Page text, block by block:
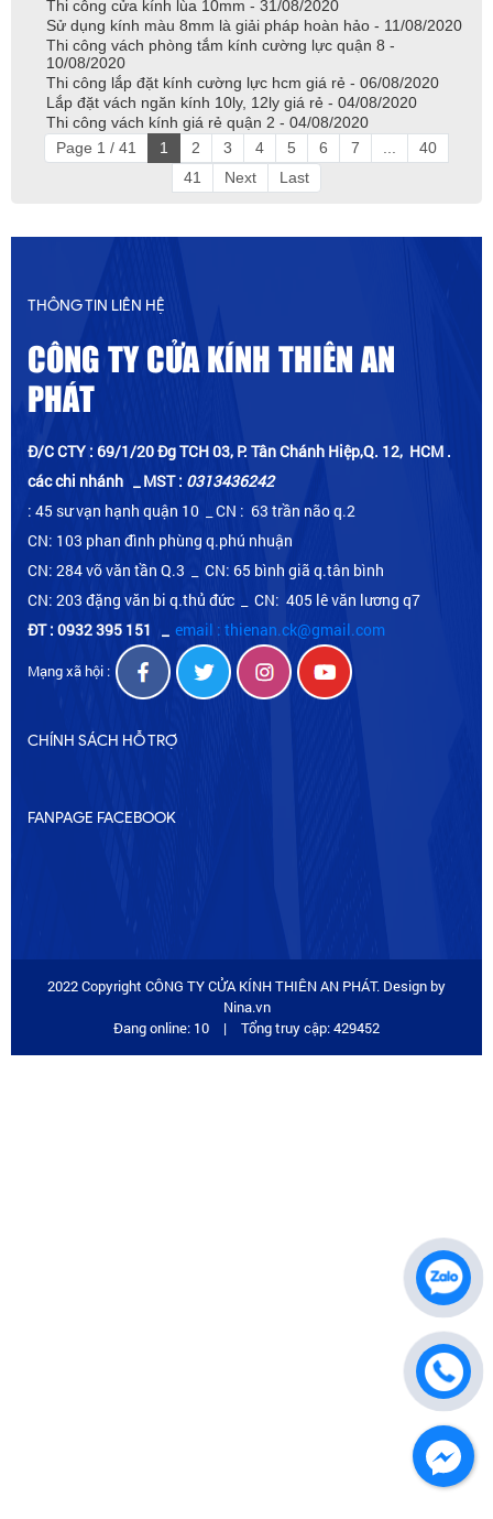
Thi công cửa kính lùa 10mm - 31/08/2020
Sử dụng kính màu 8mm là giải pháp hoàn hảo - 11/08/2020
Thi công vách phòng tắm kính cường lực quận 8 -
10/08/2020
Thi công lắp đặt kính cường lực hcm giá rẻ - 06/08/2020
Lắp đặt vách ngăn kính 10ly, 12ly giá rẻ - 04/08/2020
Thi công vách kính giá rẻ quận 2 - 04/08/2020
Page 1 / 41
1 2 3 4 5 6 7
40
41
Next Last
THÔNG TIN LIÊN HỆ
CÔNG TY CỬA KÍNH THIÊN AN
PHÁT
Đ/C CTY : 69/1/20 Đg TCH 03, P. Tân Chánh Hiệp,Q. 12, HCM .
các chi nhánh _ MST : 0313436242
: 45 sư vạn hạnh quận 10 _ CN : 63 trần não q.2
CN: 103 phan đình phùng q.phú nhuận
CN: 284 võ văn tần Q.3 _ CN: 65 bình giã q.tân bình
CN: 203 đặng văn bi q.thủ đức _ CN: 405 lê văn lương q7
ĐT : 0932 395 151 _ email : thienan.ck@gmail.com
Mạng xã hội :
CHÍNH SÁCH HỖ TRỢ
FANPAGE FACEBOOK
2022 Copyright CÔNG TY CỬA KÍNH THIÊN AN PHÁT. Design by
Nina.vn
Đang online: 10
| Tổng truy cập: 429452